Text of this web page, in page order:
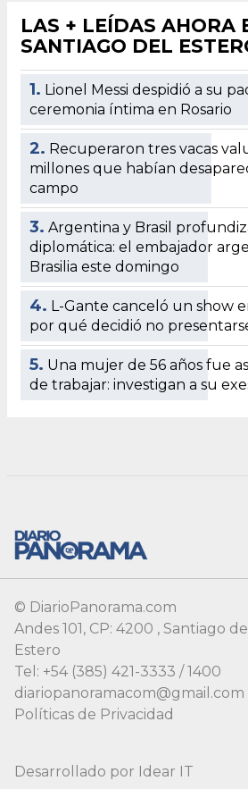
© DiarioPanorama.com
Andes 101, CP: 4200 , Santiago del
Estero
Tel: +54 (385) 421-3333 / 1400
diariopanoramacom@gmail.com
Políticas de Privacidad
Desarrollado por Idear IT